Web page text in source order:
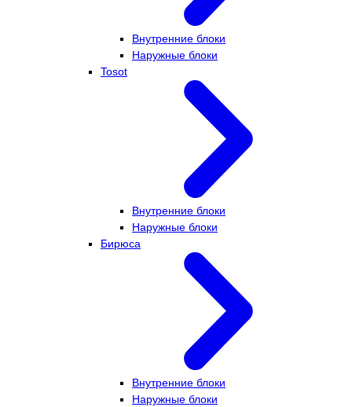
Внутренние блоки
Наружные блоки
Tosot
Внутренние блоки
Наружные блоки
Бирюса
Внутренние блоки
Наружные блоки